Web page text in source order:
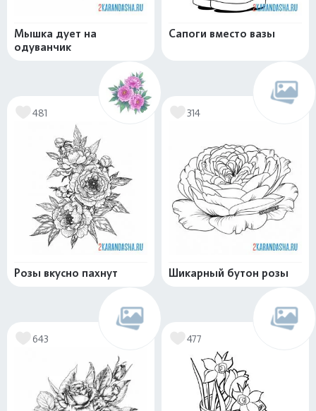
Мышка дует на
одуванчик
Сапоги вместо вазы
481
Розы вкусно пахнут
314
Шикарный бутон розы
643 477